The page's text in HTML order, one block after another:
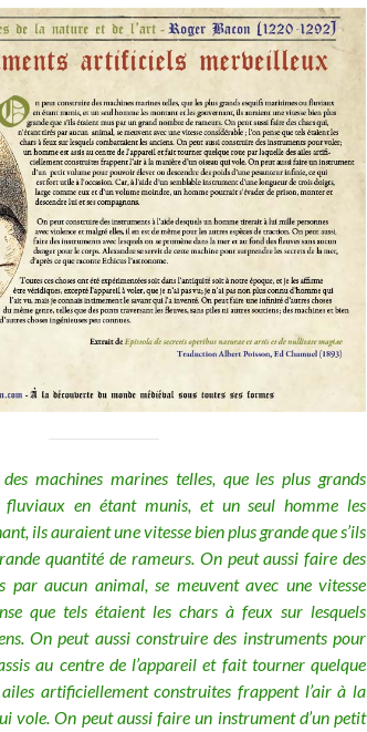
machines marines telles, que les plus grands
fluviaux en étant munis, et un seul homme les
ils auraient une vitesse bien plus grande que s’ils
quantité de rameurs. On peut aussi faire des
par aucun animal, se meuvent avec une vitesse
que tels étaient les chars à feux sur lesquels
On peut aussi construire des instruments pour
au centre de l’appareil et fait tourner quelque
artificiellement construites frappent l’air à la
vole. On peut aussi faire un instrument d’un petit